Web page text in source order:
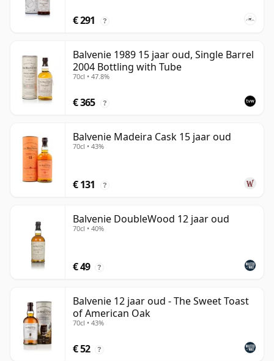
€ 291 ?
Balvenie 1989 15 jaar oud, Single Barrel
2004 Bottling with Tube
70cl • 47.8%
€ 365 ?
Balvenie Madeira Cask 15 jaar oud
70cl • 43%
€ 131 ?
Balvenie DoubleWood 12 jaar oud
70cl • 40%
€ 49 ?
Balvenie 12 jaar oud - The Sweet Toast
of American Oak
70cl • 43%
€ 52 ?